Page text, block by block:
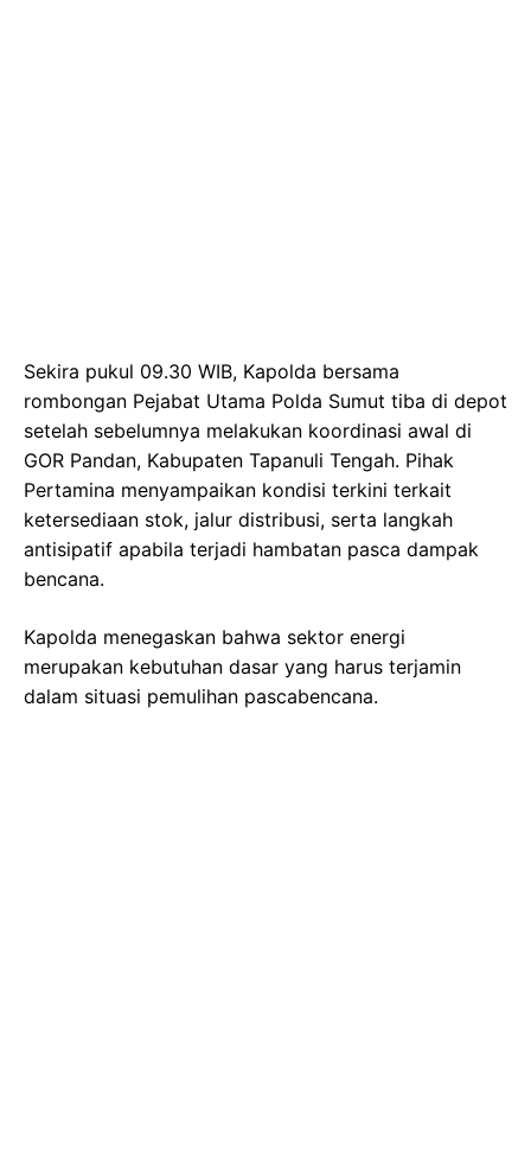
Sekira pukul 09.30 WIB, Kapolda bersama
rombongan Pejabat Utama Polda Sumut tiba di depot
setelah sebelumnya melakukan koordinasi awal di
GOR Pandan, Kabupaten Tapanuli Tengah. Pihak
Pertamina menyampaikan kondisi terkini terkait
ketersediaan stok, jalur distribusi, serta langkah
antisipatif apabila terjadi hambatan pasca dampak
bencana.
Kapolda menegaskan bahwa sektor energi
merupakan kebutuhan dasar yang harus terjamin
dalam situasi pemulihan pascabencana.